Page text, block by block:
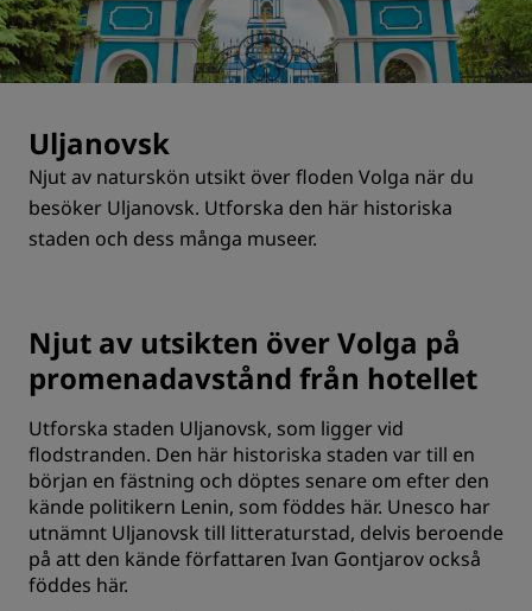
Uljanovsk
Njut av naturskön utsikt över floden Volga när du
besöker Uljanovsk. Utforska den här historiska
staden och dess många museer.
Njut av utsikten över Volga på
promenadavstånd från hotellet
Utforska staden Uljanovsk, som ligger vid
flodstranden. Den här historiska staden var till en
början en fästning och döptes senare om efter den
kände politikern Lenin, som föddes här. Unesco har
utnämnt Uljanovsk till litteraturstad, delvis beroende
på att den kände författaren Ivan Gontjarov också
föddes här.